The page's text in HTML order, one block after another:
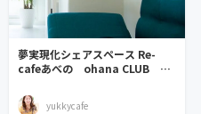
夢実現化シェアスペース Re-
cafeあべの ohana CLUB フ
yukkycafe